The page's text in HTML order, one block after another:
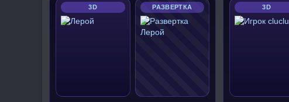
3D РАЗВЕРТКА 3D